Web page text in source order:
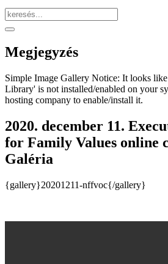
Megjegyzés
Simple Image Gallery Notice: It looks
Library' is not installed/enabled on your
hosting company to enable/install it.
2020. december 11.
for Family Values online
Galéria
{gallery}20201211-nffvoc{/gallery}